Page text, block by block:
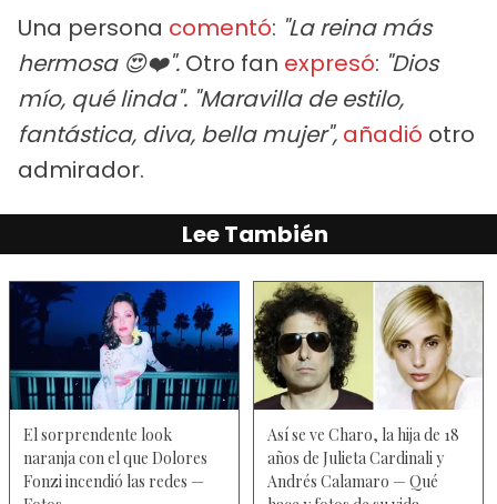
Una persona comentó: "La reina más
hermosa 😍❤️". Otro fan expresó: "Dios
mío, qué linda". "Maravilla de estilo,
fantástica, diva, bella mujer", añadió otro
admirador.
Lee También
El sorprendente look
naranja con el que Dolores
Fonzi incendió las redes —
Así se ve Charo, la hija de 18
años de Julieta Cardinali y
Andrés Calamaro — Qué